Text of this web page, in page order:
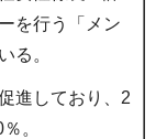
を行う「メン
る。
進しており、2
。